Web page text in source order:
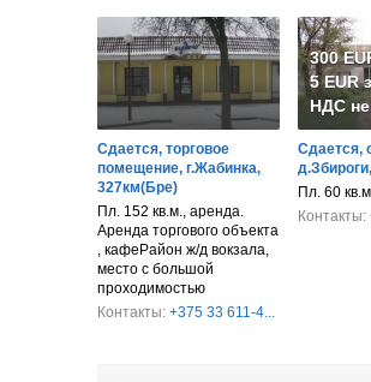
Сдается, торговое
помещение, г.Жабинка,
327км(Бре)
Пл. 152 кв.м., аренда.
Аренда торгового объекта
, кафеРайон ж/д вокзала,
место с большой
проходимостью
Контакты: +375 33 611-4...
300
5 EUR
НДС
Сдается,
Пл. 60
Контакты: